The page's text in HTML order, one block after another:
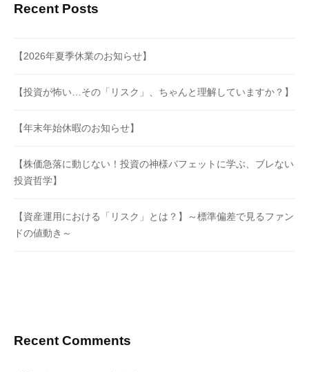
Recent Posts
【2026年夏季休業のお知らせ】
【投資が怖い…その「リスク」、ちゃんと理解していますか？】
【年末年始休暇のお知らせ】
【株価急落に動じない！投資の神様バフェットに学ぶ、ブレない
投資哲学】
【資産運用における「リスク」とは？】～標準偏差で見るファン
ドの値動き～
Recent Comments